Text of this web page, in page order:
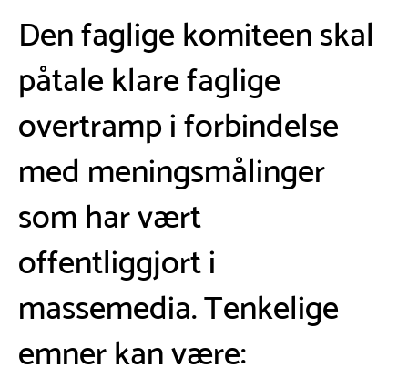
Den faglige komiteen skal
påtale klare faglige
overtramp i forbindelse
med meningsmålinger
som har vært
offentliggjort i
massemedia. Tenkelige
emner kan være: